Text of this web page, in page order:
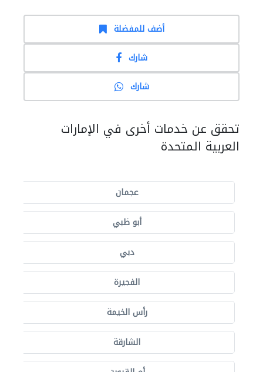
أضف للمفضلة
شارك
شارك
تحقق عن خدمات أخرى في الإمارات
العربية المتحدة
عجمان
أبو ظبي
دبي
الفجيرة
رأس الخيمة
الشارقة